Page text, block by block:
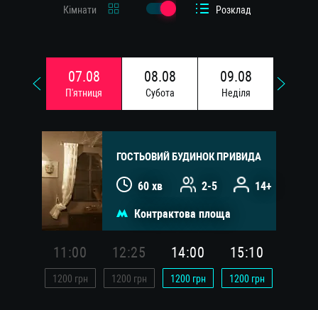
Кімнати Розклад
07.08
П'ятниця
08.08
Субота
09.08
Недiля
ГОСТЬОВИЙ БУДИНОК ПРИВИДА
60 хв 2-5 14+
Контрактова площа
11:00
1200 грн
12:25
1200 грн
14:00
1200грн
15:10
1200грн